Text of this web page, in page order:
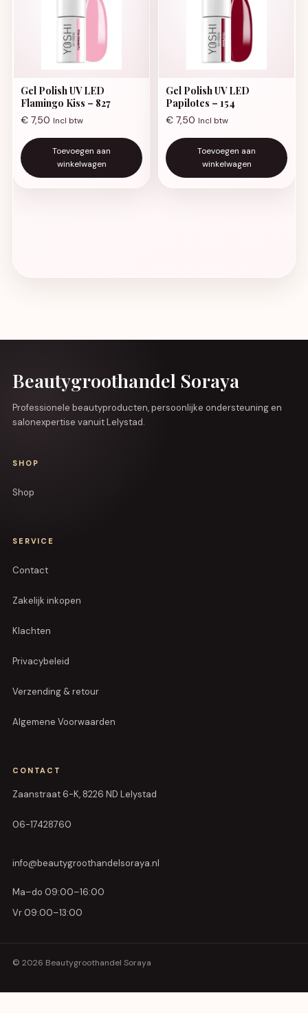
Gel Polish UV LED
Flamingo Kiss – 827
€ 7,50 Incl btw
Toevoegen aan
winkelwagen
Gel Polish UV LED
Papilotes – 154
€ 7,50 Incl btw
Toevoegen aan
winkelwagen
Beautygroothandel Soraya
Professionele beautyproducten, persoonlijke ondersteuning en
salonexpertise vanuit Lelystad.
SHOP
Shop
SERVICE
Contact
Zakelijk inkopen
Klachten
Privacybeleid
Verzending & retour
Algemene Voorwaarden
CONTACT
Zaanstraat 6-K, 8226 ND Lelystad
06-17428760
info@beautygroothandelsoraya.nl
Ma–do 09:00–16:00
Vr 09:00–13:00
© 2026 Beautygroothandel Soraya